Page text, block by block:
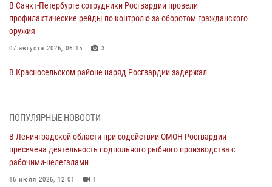
В Санкт-Петербурге сотрудники Росгвардии провели
профилактические рейды по контролю за оборотом гражданского
оружия
07 августа 2026, 06:15 3
В Красносельском районе наряд Росгвардии задержал
06 августа 2026, 13:39 1
В Центральном районе росгвардейцы оперативно задержали
хулигана, стрелявшего из пускового устройства рядом с жилыми
домами
06 августа 2026, 11:36
ПОПУЛЯРНЫЕ НОВОСТИ
В Ленинградской области при содействии ОМОН Росгвардии
пресечена деятельность подпольного рыбного производства с
рабочими-нелегалами
16 июля 2026, 12:01 1